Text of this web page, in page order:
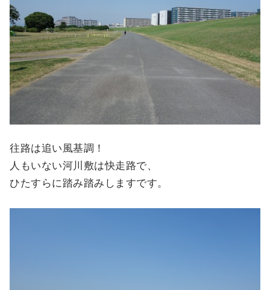
往路は追い風基調！
人もいない河川敷は快走路で、
ひたすらに踏み踏みしますです。